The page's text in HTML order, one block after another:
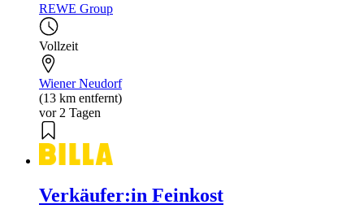
REWE Group
Vollzeit
Wiener Neudorf
(13 km entfernt)
vor 2 Tagen
Verkäufer:in Feinkost